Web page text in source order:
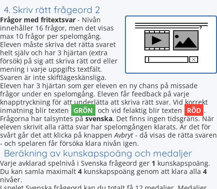
4. Skriv rätt frågeord 2
Frågor med fritextsvar - Nivån
innehåller 16 frågor, men det visas
max 10 frågor per spelomgång.
Eleven måste skriva det rätta svaret
helt själv och har 3 hjärtan (extra
försök) på sig att skriva rätt ord eller
mening i varje uppgifts textfält.
Svaren är inte skiftlägeskänsliga.
Eleven har 3 hjärtan som ger eleven en ny chans på missade
frågor under en spelomgång. Eleven får feedback på varje
knapptryckning för att underlätta att skriva rätt svar. Vid korrekt
inmatning blir texten GRÖN och vid felaktig blir texten RÖD .
Frågorna har talsyntes påsvenska. Det finns ingen tidsgräns. När
eleven skrivit alla rätta svar har spelomgången klarats. Är det för
svårt går det att klicka på knappenAvbryt - då visas de rätta svaren
- och spelaren får försöka klara nivån igen.
Beräkning av kunskapspoäng och medaljer
Varje avklarad spelnivå i Svenska frågeord ger 1 kunskapspoäng.
Du kan samla maximalt 4 kunskapspoäng genom att klara alla 4
nivåer.